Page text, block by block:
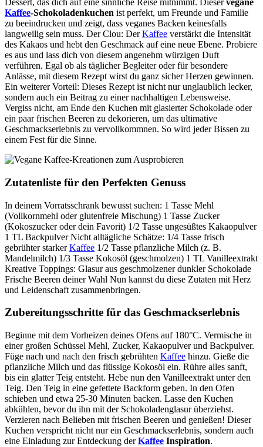
Dessert, das dich auf eine sinnliche Reise mitnimmt. Dieservegane
Kaffee-Schokoladenkuchen ist perfekt, um Freunde und Familie
zu beeindrucken und zeigt, dass veganes Backen keinesfalls
langweilig sein muss. Der Clou: DerKaffee verstärkt die Intensität
des Kakaos und hebt den Geschmack auf eine neue Ebene. Probiere
es aus und lass dich von diesem angenehm würzigen Duft
verführen. Egal ob als täglicher Begleiter oder für besondere
Anlässe, mit diesem Rezept wirst du ganz sicher Herzen gewinnen.
Ein weiterer Vorteil: Dieses Rezept ist nicht nur unglaublich lecker,
sondern auch ein Beitrag zu einer nachhaltigen Lebensweise.
Vergiss nicht, am Ende den Kuchen mit glasierter Schokolade oder
ein paar frischen Beeren zu dekorieren, um das ultimative
Geschmackserlebnis zu vervollkommnen. So wird jeder Bissen zu
einem Fest für die Sinne.
Zutatenliste für den Perfekten Genuss
In deinem Vorratsschrank bewusst suchen: 1 Tasse Mehl
(Vollkornmehl oder glutenfreie Mischung) 1 Tasse Zucker
(Kokoszucker oder dein Favorit) 1/2 Tasse ungesüßtes Kakaopulver
1 TL Backpulver Nicht alltägliche Schätze: 1/4 Tasse frisch
gebrühter starkerKaffee 1/2 Tasse pflanzliche Milch (z. B.
Mandelmilch) 1/3 Tasse Kokosöl (geschmolzen) 1 TL Vanilleextrakt
Kreative Toppings: Glasur aus geschmolzener dunkler Schokolade
Frische Beeren deiner Wahl Nun kannst du diese Zutaten mit Herz
und Leidenschaft zusammenbringen.
Zubereitungsschritte für das Geschmackserlebnis
Beginne mit dem Vorheizen deines Ofens auf 180°C. Vermische in
einer großen Schüssel Mehl, Zucker, Kakaopulver und Backpulver.
Füge nach und nach den frisch gebrühten Kaffee hinzu. Gieße die
pflanzliche Milch und das flüssige Kokosöl ein. Rühre alles sanft,
bis ein glatter Teig entsteht. Hebe nun den Vanilleextrakt unter den
Teig. Den Teig in eine gefettete Backform geben. In den Ofen
schieben und etwa 25-30 Minuten backen. Lasse den Kuchen
abkühlen, bevor du ihn mit der Schokoladenglasur überziehst.
Verzieren nach Belieben mit frischen Beeren und genießen! Dieser
Kuchen verspricht nicht nur ein Geschmackserlebnis, sondern auch
eine Einladung zur Entdeckung derKaffee Inspiration.